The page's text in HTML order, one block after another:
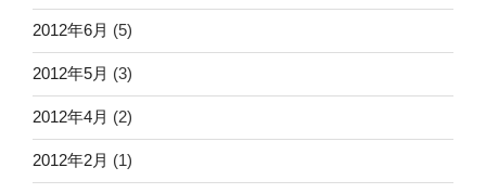
2012年6月 (5)
2012年5月 (3)
2012年4月 (2)
2012年2月 (1)